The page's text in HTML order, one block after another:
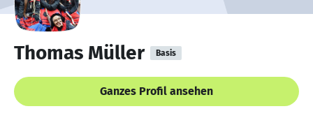
Thomas Müller Basis
Ganzes Profil ansehen